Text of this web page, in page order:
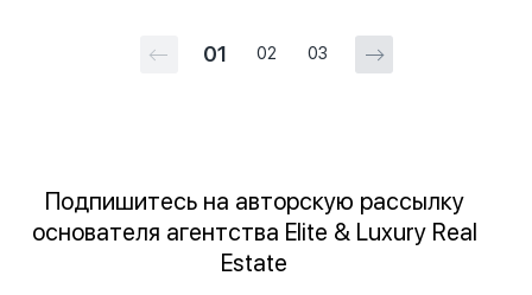
01 02 03
Подпишитесь на авторскую рассылку
основателя агентства Elite & Luxury Real
Estate